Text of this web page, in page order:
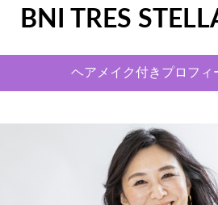
BNI TRES
ヘアメイク付きプロフィ